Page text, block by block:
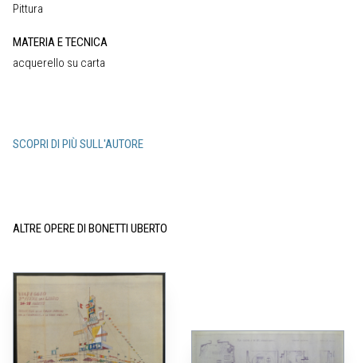
Pittura
MATERIA E TECNICA
acquerello su carta
SCOPRI DI PIÙ SULL'AUTORE
ALTRE OPERE DI BONETTI UBERTO